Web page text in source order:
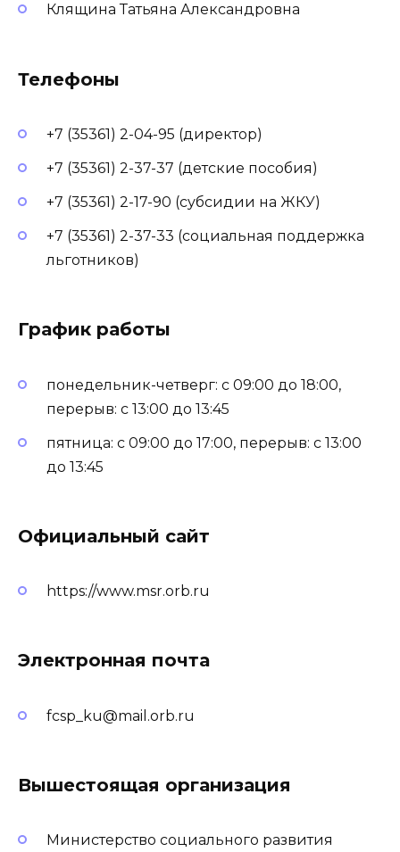
Клящина Татьяна Александровна
Телефоны
+7 (35361) 2-04-95 (директор)
+7 (35361) 2-37-37 (детские пособия)
+7 (35361) 2-17-90 (субсидии на ЖКУ)
+7 (35361) 2-37-33 (социальная поддержка
льготников)
График работы
понедельник-четверг: с 09:00 до 18:00,
перерыв: с 13:00 до 13:45
пятница: с 09:00 до 17:00, перерыв: с 13:00
до 13:45
Официальный сайт
https://www.msr.orb.ru
Электронная почта
fcsp_ku@mail.orb.ru
Вышестоящая организация
Министерство социального развития